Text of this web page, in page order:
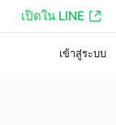
เปิดใน LINE
เข้าสู่ระบบ